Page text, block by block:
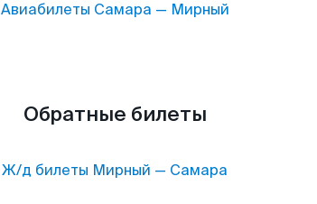
Авиабилеты Самара — Мирный
Обратные билеты
Ж/д билеты Мирный — Самара